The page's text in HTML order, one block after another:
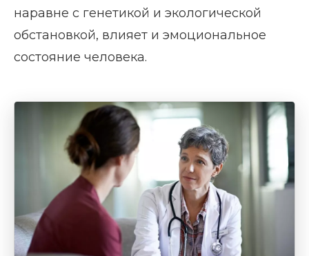
наравне с генетикой и экологической
обстановкой, влияет и эмоциональное
состояние человека.